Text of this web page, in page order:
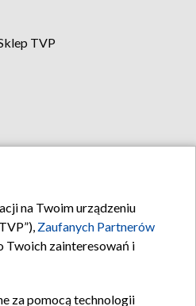
TVP
na Twoim urządzeniu
Zaufanych Partnerów
Twoich zainteresowań i
za pomocą technologii